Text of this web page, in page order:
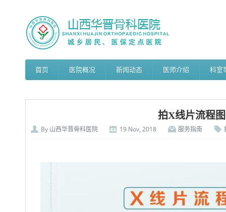
首页 医院概况 新闻动态 医师介绍 科室
拍X线片流程图
By 山西华晋骨科医院 19 Nov, 2018 服务指南